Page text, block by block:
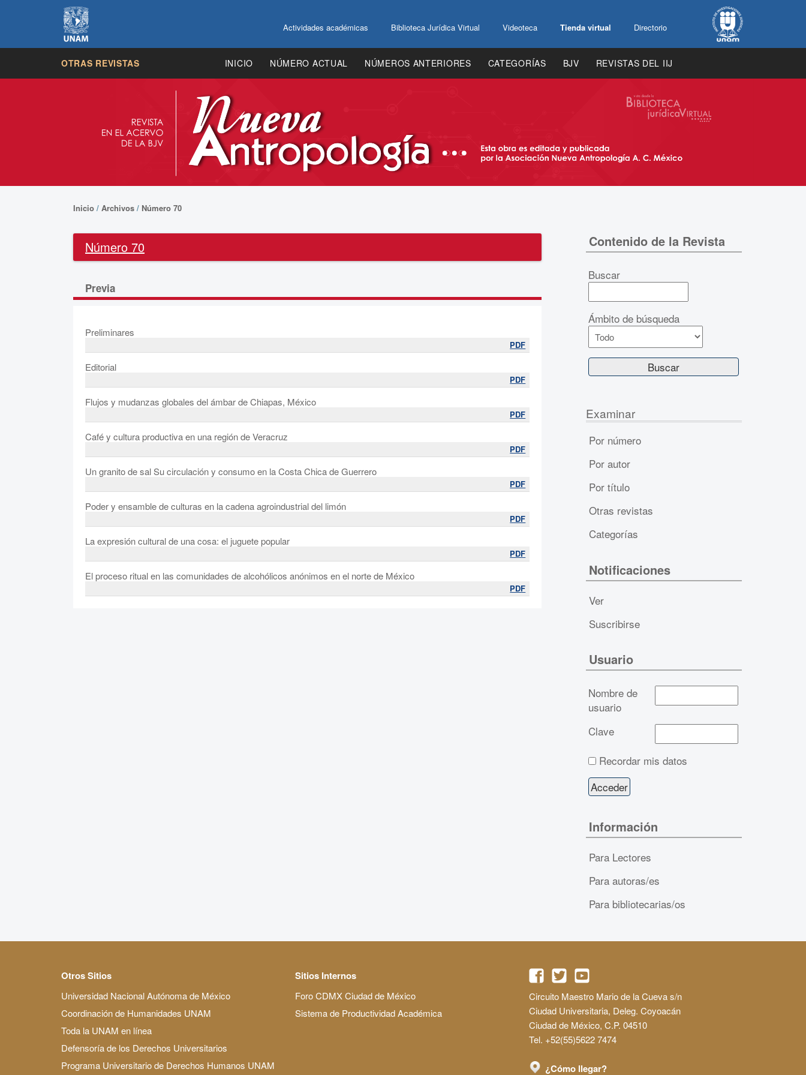
Actividades académicas Biblioteca Jurídica Virtual Videoteca Tienda virtual Directorio
OTRAS REVISTAS INICIO NÚMERO ACTUAL NÚMEROS ANTERIORES CATEGORÍAS BJV REVISTAS DEL IIJ
Inicio / Archivos / Número 70
Número 70
Previa
Preliminares
PDF
Editorial
PDF
Flujos y mudanzas globales del ámbar de Chiapas, México
PDF
Café y cultura productiva en una región de Veracruz
PDF
Un granito de sal Su circulación y consumo en la Costa Chica de Guerrero
PDF
Poder y ensamble de culturas en la cadena agroindustrial del limón
PDF
La expresión cultural de una cosa: el juguete popular
PDF
El proceso ritual en las comunidades de alcohólicos anónimos en el norte de México
PDF
Contenido de la Revista
Buscar
Ámbito de búsqueda
Examinar
Por número
Por autor
Por título
Otras revistas
Categorías
Notificaciones
Ver
Suscribirse
Usuario
Nombre de
usuario
Clave
Recordar mis datos
Información
Para Lectores
Para autoras/es
Para bibliotecarias/os
Otros Sitios
Universidad Nacional Autónoma de México
Coordinación de Humanidades UNAM
Toda la UNAM en línea
Defensoría de los Derechos Universitarios
Programa Universitario de Derechos Humanos UNAM
Sitios Internos
Foro CDMX Ciudad de México
Sistema de Productividad Académica
Circuito Maestro Mario de la Cueva s/n
Ciudad Universitaria, Deleg. Coyoacán
Ciudad de México, C.P. 04510
Tel. +52(55)5622 7474
¿Cómo llegar?